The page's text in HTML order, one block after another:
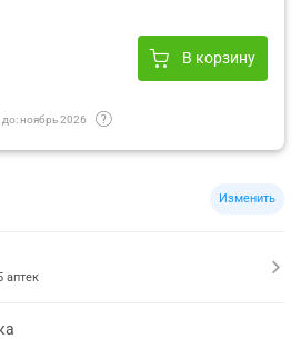
В корзину
до:ноябрь 2026
Изменить
аптек